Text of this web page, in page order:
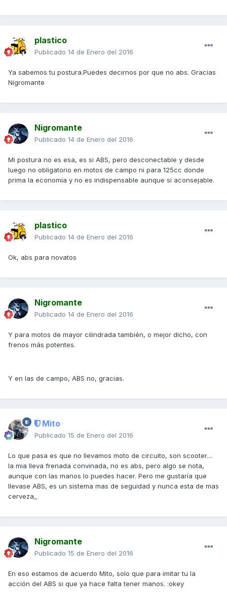
plastico
Publicado 14 de Enero del 2016
Ya sabemos tu postura.Puedes decirnos por que no abs. Gracias
Nigromante
Nigromante
Publicado 14 de Enero del 2016
Mi postura no es esa, es si ABS, pero desconectable y desde
luego no obligatorio en motos de campo ni para 125cc donde
prima la economía y no es indispensable aunque si aconsejable.
plastico
Publicado 14 de Enero del 2016
Ok, abs para novatos
Nigromante
Publicado 14 de Enero del 2016
Y para motos de mayor cilindrada también, o mejor dicho, con
frenos más potentes.
Y en las de campo, ABS no, gracias.
Mito
Publicado 15 de Enero del 2016
Lo que pasa es que no llevamos moto de circuito, son scooter....
la mia lleva frenada convinada, no es abs, pero algo se nota,
aunque con las manos lo puedes hacer. Pero me gustaría que
llevase ABS, es un sistema mas de seguidad y nunca esta de mas
cerveza_
Nigromante
Publicado 15 de Enero del 2016
En eso estamos de acuerdo Mito, solo que para imitar tu la
acción del ABS si que ya hace falta tener manos. :okey